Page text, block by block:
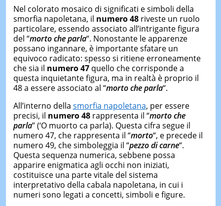
Nel colorato mosaico di significati e simboli della
smorfia napoletana, il numero 48riveste un ruolo
particolare, essendo associato all’intrigante figura
del “morto che parla“. Nonostante le apparenze
possano ingannare, è importante sfatare un
equivoco radicato: spesso si ritiene erroneamente
che sia il numero 47quello che corrisponde a
questa inquietante figura, ma in realtà è proprio il
48 a essere associato al “morto che parla“.
All’interno della smorfia napoletana, per essere
precisi, il numero 48rappresenta il “morto che
parla” (‘O muorto ca parla). Questa cifra segue il
numero 47, che rappresenta il “morto“, e precede il
numero 49, che simboleggia il “pezzo di carne“.
Questa sequenza numerica, sebbene possa
apparire enigmatica agli occhi non iniziati,
costituisce una parte vitale del sistema
interpretativo della cabala napoletana, in cui i
numeri sono legati a concetti, simboli e figure.